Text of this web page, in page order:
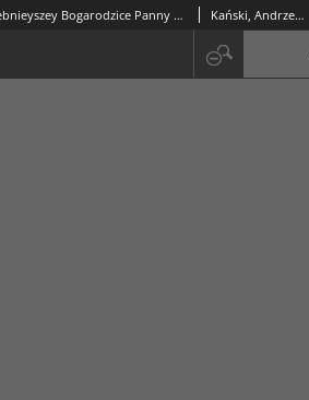
Żywot Przenachwalebnieyszey Bogarodzice Panny Maryey : Zebrany z Pisma Świętego tak starego iako y nowego Testamentu, tudziesz y z Doktorów kościelnych tak Graeckich iako y Łacińskich, nad to y hystoryków Chrześciiańskich y Poganskich Kański, Andrzej (jezuita)